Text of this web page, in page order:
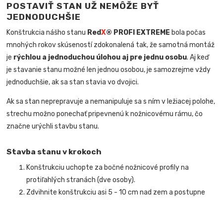
POSTAVIŤ STAN UŽ NEMÔŽE BYŤ
JEDNODUCHŠIE
Konštrukcia nášho stanu RedX® PROFI EXTREME bola počas
mnohých rokov skúseností zdokonalená tak, že samotná montáž
je rýchlou a jednoduchou úlohou aj pre jednu osobu. Aj keď
je stavanie stanu možné len jednou osobou, je samozrejme vždy
jednoduchšie, ak sa stan stavia vo dvojici.
Ak sa stan neprepravuje a nemanipuluje sa s ním v ležiacej polohe,
strechu možno ponechať pripevnenú k nožnicovému rámu, čo
značne urýchli stavbu stanu.
Stavba stanu v krokoch
Konštrukciu uchopte za bočné nožnicové profily na
protiľahlých stranách (dve osoby).
Zdvihnite konštrukciu asi 5 - 10 cm nad zem a postupne